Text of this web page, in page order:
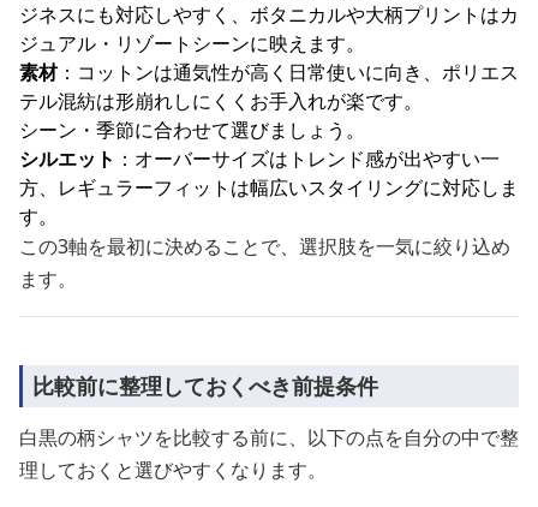
ジネスにも対応しやすく、ボタニカルや大柄プリントはカ
ジュアル・リゾートシーンに映えます。
素材：コットンは通気性が高く日常使いに向き、ポリエス
テル混紡は形崩れしにくくお手入れが楽です。
シーン・季節に合わせて選びましょう。
シルエット ：オーバーサイズはトレンド感が出やすい一
方、レギュラーフィットは幅広いスタイリングに対応しま
す。
この3軸を最初に決めることで、選択肢を一気に絞り込め
ます。
比較前に整理しておくべき前提条件
白黒の柄シャツを比較する前に、以下の点を自分の中で整
理しておくと選びやすくなります。